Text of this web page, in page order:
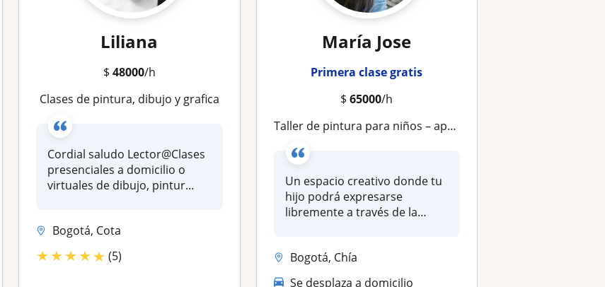
Liliana
$ 48000/h
Clases de pintura, dibujo y grafica
Cordial saludo Lector@Clases
presenciales a domicilio o
virtuales de dibujo, pintur...
Bogotá, Cota
★★★★★ (5)
María Jose
Primera clase gratis
$65000/h
Taller de pintura para niños – aprende y crea desde cero
Un espacio creativo donde tu
hijo podrá expresarse
libremente a través de la
Bogotá, Chía
Se desplaza a domicilio